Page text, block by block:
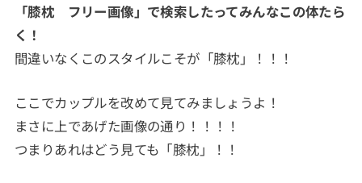
「膝枕 フリー画像」で検索したってみんなこの体たら
く！
間違いなくこのスタイルこそが「膝枕」！！！
ここでカップルを改めて見てみましょうよ！
まさに上であげた画像の通り！！！！
つまりあれはどう見ても「膝枕」！！